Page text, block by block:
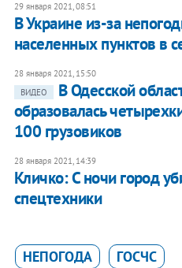
29 января 2021, 08:51
В Украине из-за
населенных пунктов в
28 января 2021, 15:50
ВИДЕО
В Одесской
образовалась
100 грузовиков
28 января 2021, 14:39
Кличко: С ночи город
спецтехники
НЕПОГОДА ГОСЧС